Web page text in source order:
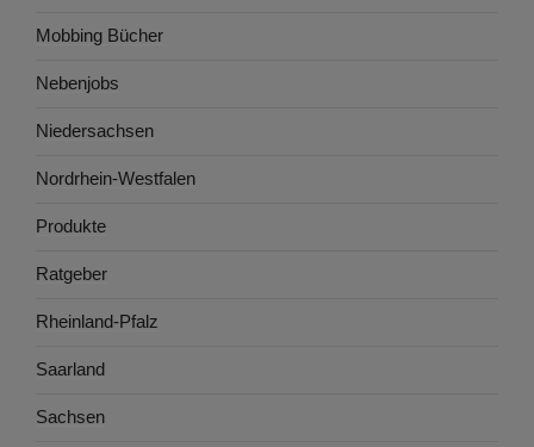
Mobbing Bücher
Nebenjobs
Niedersachsen
Nordrhein-Westfalen
Produkte
Ratgeber
Rheinland-Pfalz
Saarland
Sachsen